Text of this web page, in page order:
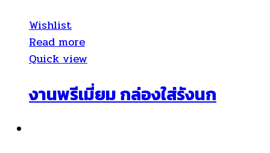
Wishlist
Read more
Quick view
งานพรีเมี่ยม กล่องใส่รังนก